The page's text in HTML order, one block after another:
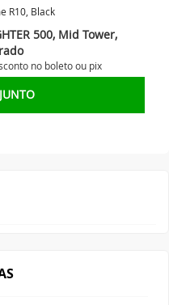
R10, Black
500, Mid Tower,
no boleto ou pix